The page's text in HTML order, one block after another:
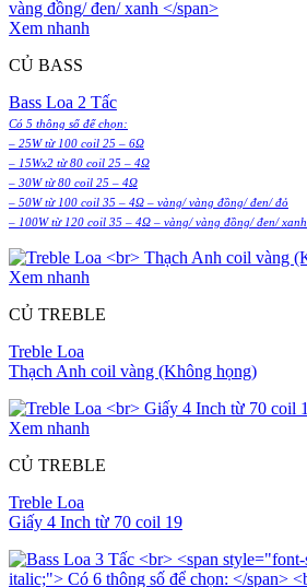
Xem nhanh
CỦ BASS
Bass Loa 2 Tấc
Có 5 thông số để chọn:
– 25W từ 100 coil 25 – 6Ω
– 15Wx2 từ 80 coil 25 – 4Ω
– 30W từ 80 coil 25 – 4Ω
– 50W từ 100 coil 35 – 4Ω – vàng/ vàng đồng/ đen/ đỏ
– 100W từ 120 coil 35 – 4Ω – vàng/ vàng đồng/ đen/ xanh
Xem nhanh
CỦ TREBLE
Treble Loa
Thạch Anh coil vàng (Không họng)
Xem nhanh
CỦ TREBLE
Treble Loa
Giấy 4 Inch từ 70 coil 19